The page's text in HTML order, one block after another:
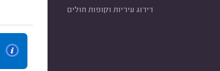
דירוג עיריות וקופות חולים